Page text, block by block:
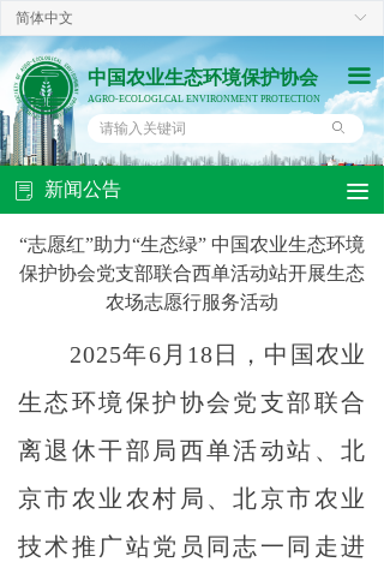
끀
ꄙ
中国农业生态环境保护协会
AGRO-ECOLOGLCAL ENVIRONMENT PROTECTION
ꀅ
简体中文
2025年6月18日，中国农业
生态环境保护协会党支部联合
离退休干部局西单活动站、北
京市农业农村局、北京市农业
技术推广站党员同志一同走进
“志愿红”助力“生态绿” 中国农业生态环境
保护协会党支部联合西单活动站开展生态
农场志愿行服务活动
新闻公告
ꂓ 끀